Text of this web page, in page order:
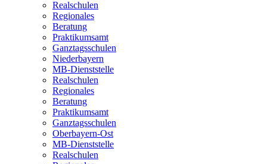
Realschulen
Regionales
Beratung
Praktikumsamt
Ganztagsschulen
Niederbayern
MB-Dienststelle
Realschulen
Regionales
Beratung
Praktikumsamt
Ganztagsschulen
Oberbayern-Ost
MB-Dienststelle
Realschulen